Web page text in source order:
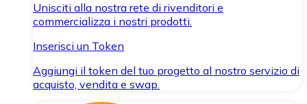
Unisciti alla nostra rete di rivenditori e
commercializza i nostri prodotti.
Inserisci un Token
Aggiungi il token del tuo progetto al nostro servizio di
acquisto, vendita e swap.